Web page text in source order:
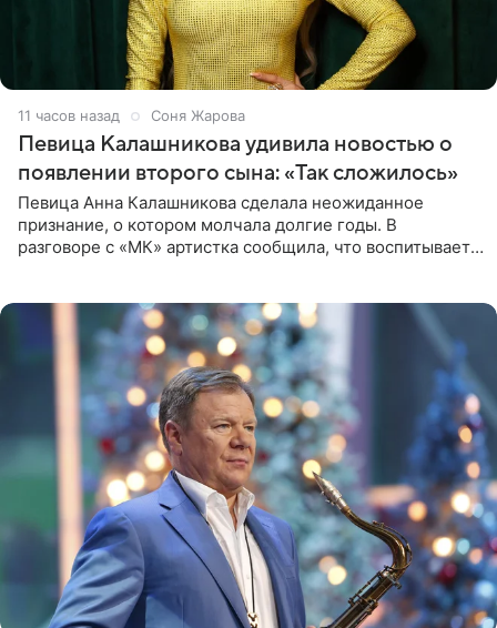
11 часов назад Соня Жарова
Певица Калашникова удивила новостью о
появлении второго сына: «Так сложилось»
Певица Анна Калашникова сделала неожиданное
признание, о котором молчала долгие годы. В
разговоре с «МК» артистка сообщила, что воспитывает